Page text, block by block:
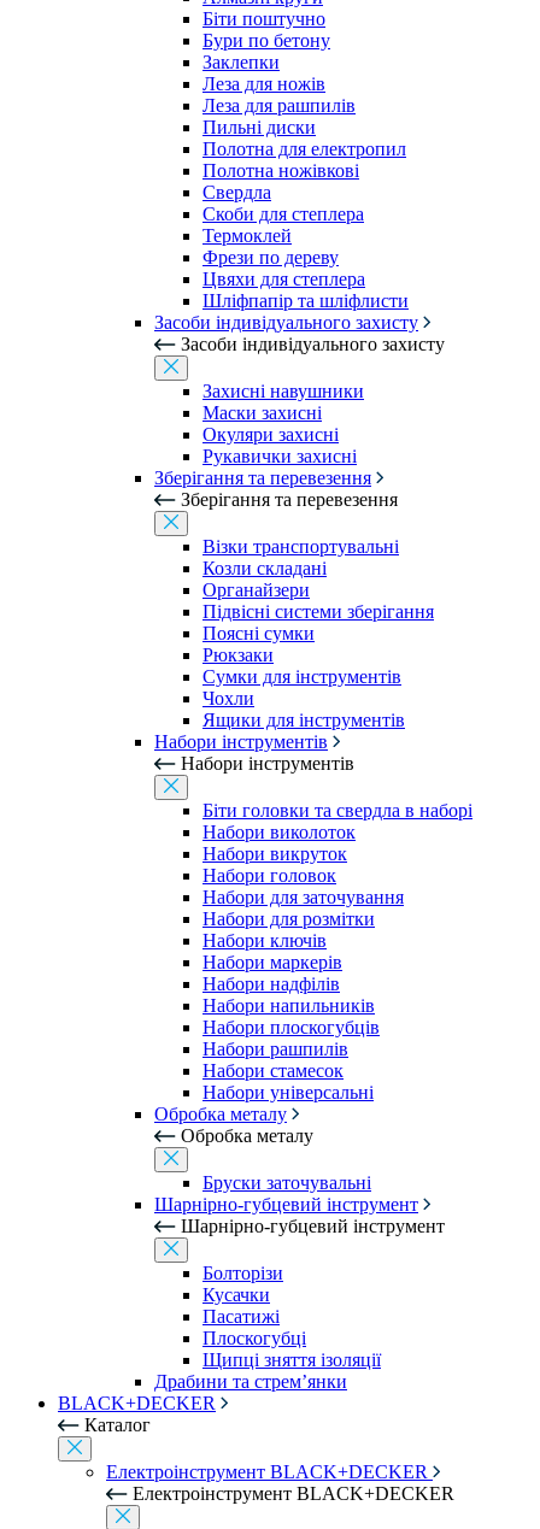
Біти поштучно
Бури по бетону
Заклепки
Леза для ножів
Леза для рашпилів
Пильні диски
Полотна для електропил
Полотна ножівкові
Свердла
Скоби для степлера
Термоклей
Фрези по дереву
Цвяхи для степлера
Шліфпапір та шліфлисти
Засоби індивідуального захисту
Засоби індивідуального захисту
Захисні навушники
Маски захисні
Окуляри захисні
Рукавички захисні
Зберігання та перевезення
Зберігання та перевезення
Візки транспортувальні
Козли складані
Органайзери
Підвісні системи зберігання
Поясні сумки
Рюкзаки
Сумки для інструментів
Чохли
Ящики для інструментів
Набори інструментів
Набори інструментів
Біти головки та свердла в наборі
Набори виколоток
Набори викруток
Набори головок
Набори для заточування
Набори для розмітки
Набори ключів
Набори маркерів
Набори надфілів
Набори напильників
Набори плоскогубців
Набори рашпилів
Набори стамесок
Набори універсальні
Обробка металу
Обробка металу
Бруски заточувальні
Шарнірно-губцевий інструмент
Шарнірно-губцевий інструмент
Болторізи
Кусачки
Пасатижі
Плоскогубці
Щипці зняття ізоляції
Драбини та стрем’янки
BLACK+DECKER
Каталог
Електроінструмент BLACK+DECKER
Електроінструмент BLACK+DECKER